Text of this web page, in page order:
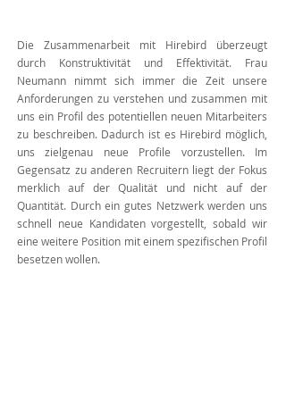
Die Zusammenarbeit mit Hirebird überzeugt
durch Konstruktivität und Effektivität. Frau
Neumann nimmt sich immer die Zeit unsere
Anforderungen zu verstehen und zusammen mit
uns ein Profil des potentiellen neuen Mitarbeiters
zu beschreiben. Dadurch ist es Hirebird möglich,
uns zielgenau neue Profile vorzustellen. Im
Gegensatz zu anderen Recruitern liegt der Fokus
merklich auf der Qualität und nicht auf der
Quantität. Durch ein gutes Netzwerk werden uns
schnell neue Kandidaten vorgestellt, sobald wir
eine weitere Position mit einem spezifischen Profil
besetzen wollen.